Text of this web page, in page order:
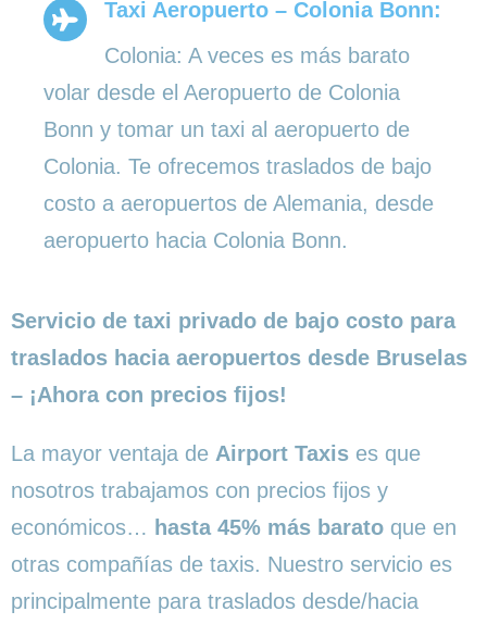
Taxi Aeropuerto – Colonia Bonn:
Colonia: A veces es más barato
volar desde el Aeropuerto de Colonia
Bonn y tomar un taxi al aeropuerto de
Colonia. Te ofrecemos traslados de bajo
costo a aeropuertos de Alemania, desde
aeropuerto hacia Colonia Bonn.
Servicio de taxi privado de bajo costo para
traslados hacia aeropuertos desde Bruselas
– ¡Ahora con precios fijos!
La mayor ventaja de Airport Taxis es que
nosotros trabajamos con precios fijos y
económicos… hasta 45% más barato que en
otras compañías de taxis. Nuestro servicio es
principalmente para traslados desde/hacia